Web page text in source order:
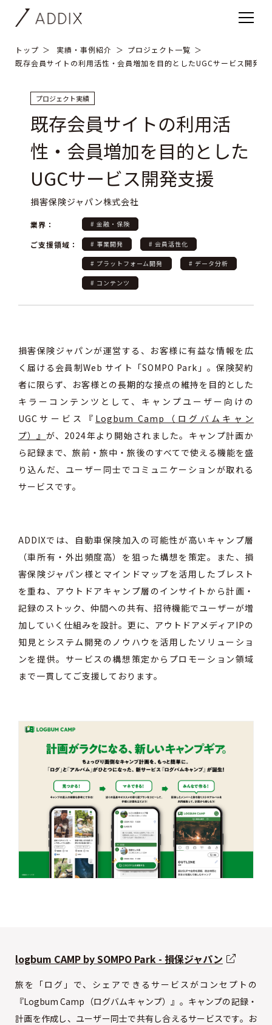
トップ 実績・事例紹介
プロジェクト一覧
既存会員サイトの利用活性・会員増加を目的としたUGCサービス開発支
プロジェクト実績
既存会員サイトの利用活
性・会員増加を目的とした
UGCサービス開発支援
損害保険ジャパン株式会社
業界： # 金融・保険
ご支援領域： # 事業開発 # 会員活性化
# プラットフォーム開発 # データ分析
# コンテンツ
損害保険ジャパンが運営する、お客様に有益な情報を広
く届ける会員制Web サイト 「SOMPO Park 」。保険契約
者に限らず、 お客様との長期的な接点の維持を 目的とした
キラーコンテンツとして、キャンプユーザー向けの
UGC サービス『 Logbum Camp（ログバムキャン
プ）』 が、 2024年より開始されました。キャンプ計画か
ら記録まで、旅前・旅中・旅後のすべてで使える機能を盛
り込んだ、ユーザー同士でコミュニケーションが取れる
サービスです。
ADDIXでは、自動車保険加入の可能性が高いキャンプ層
（車所有・外出頻度高）を狙った構想を策定。また、損
害保険ジャパン様とマインドマップを活用したブレスト
を重ね、アウトドアキャンプ層のインサイトから計画・
記録のストック、仲間への共有、招待機能でユーザーが増
加していく仕組みを設計。更に、アウトドアメディアIPの
知見とシステム開発のノウハウを活用したソリューショ
ンを提供。サービスの構想策定からプロモーション領域
まで一貫してご支援しております。
logbum CAMP by SOMPO Park - 損保ジャパン
旅を「ログ」で、シェアできるサービスがコンセプトの
『Logbum Camp（ログバムキャンプ）』。キャンプの記録・
計画を作成し、ユーザー同士で共有し合えるサービスです。お